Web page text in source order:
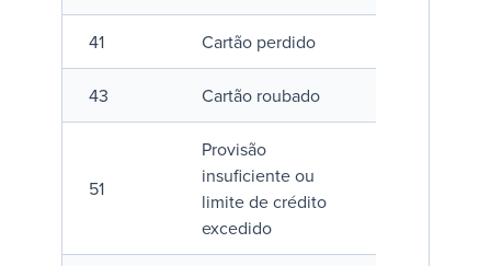
41 Cartão perdido
43 Cartão roubado
51
Provisão
insuficiente ou
limite de crédito
excedido